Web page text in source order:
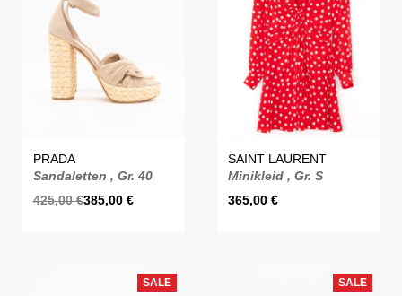
PRADA
Sandaletten , Gr. 40
425,00€385,00 €
SAINT LAURENT
Minikleid , Gr. S
365,00€
SALE SALE